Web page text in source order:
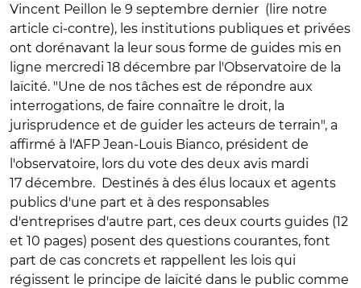
Vincent Peillon le 9 septembre dernier (lire notre
article ci-contre), les institutions publiques et privées
ont dorénavant la leur sous forme de guides mis en
ligne mercredi 18 décembre par l'Observatoire de la
laïcité. "Une de nos tâches est de répondre aux
interrogations, de faire connaître le droit, la
jurisprudence et de guider les acteurs de terrain", a
affirmé à l'AFP Jean-Louis Bianco, président de
l'observatoire, lors du vote des deux avis mardi
17 décembre. Destinés à des élus locaux et agents
publics d'une part et à des responsables
d'entreprises d'autre part, ces deux courts guides (12
et 10 pages) posent des questions courantes, font
part de cas concrets et rappellent les lois qui
régissent le principe de laïcité dans le public comme